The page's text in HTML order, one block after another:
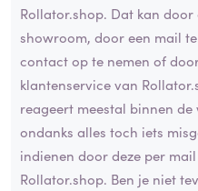
Rollator.shop. Dat kan
showroom, door een mail
contact op te nemen of
klantenservice van
reageert meestal binnen
ondanks alles toch iets
indienen door deze per
Rollator.shop. Ben je niet